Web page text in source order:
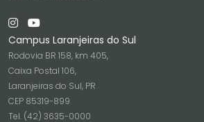
Campus Laranjeiras do Sul
Rodovia BR 158, km 405,
Caixa Postal 106,
Laranjeiras do Sul, PR
CEP 85319-899
Tel. (42) 3635-0000